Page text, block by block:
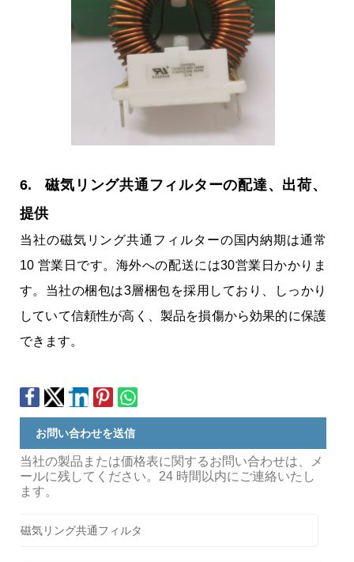
6. 磁気リング共通フィルターの配達、出荷、
提供
当社の磁気リング共通フィルターの国内納期は通常
10 営業日です。海外への配送には30営業日かかりま
す。当社の梱包は3層梱包を採用しており、しっかり
していて信頼性が高く、製品を損傷から効果的に保護
できます。
お問い合わせを送信
当社の製品または価格表に関するお問い合わせは、メ
ールに残してください。24 時間以内にご連絡いたし
ます。